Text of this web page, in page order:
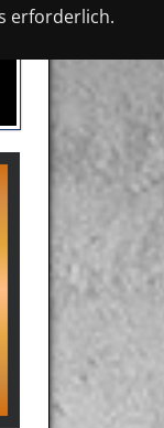
erforderlich.